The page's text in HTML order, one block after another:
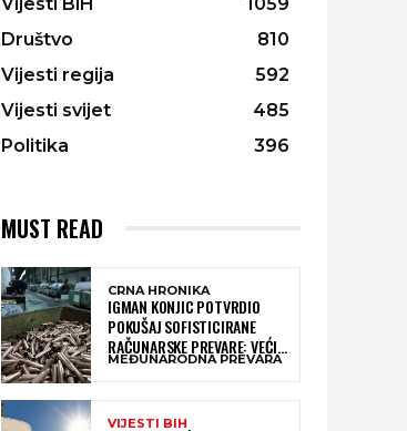
Društvo
810
Vijesti regija
592
Vijesti svijet
485
Politika
396
MUST READ
CRNA HRONIKA
IGMAN KONJIC POTVRDIO
POKUŠAJ SOFISTICIRANE
RAČUNARSKE PREVARE: VEĆI
DIO NOVCA BLOKIRAN,
MEĐUNARODNA PREVARA
VIJESTI BIH